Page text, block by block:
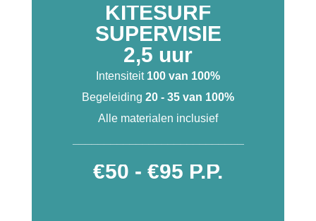
KITESURF
SUPERVISIE
2,5 uur
Intensiteit 100 van 100%
Begeleiding 20 - 35 van 100%
Alle materialen inclusief
€50 - €95 P.P.